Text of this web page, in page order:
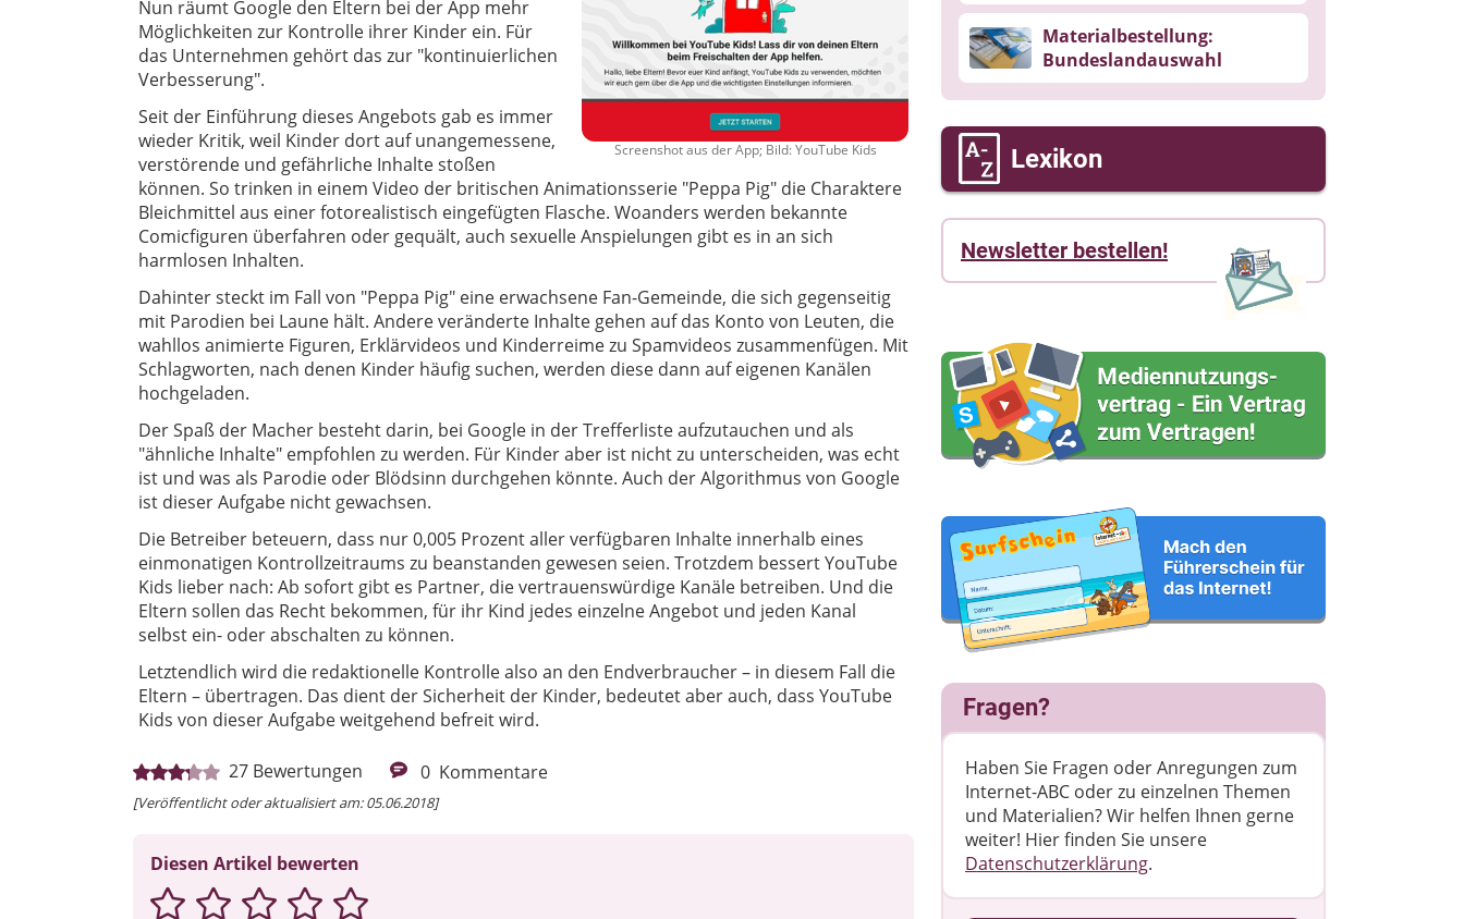
Screenshot aus der App; Bild: YouTube Kids
Nun räumt Google den Eltern bei der App mehr
Möglichkeiten zur Kontrolle ihrer Kinder ein. Für
das Unternehmen gehört das zur "kontinuierlichen
Verbesserung".
Seit der Einführung dieses Angebots gab es immer
wieder Kritik, weil Kinder dort auf unangemessene,
verstörende und gefährliche Inhalte stoßen
können. So trinken in einem Video der britischen Animationsserie "Peppa Pig" die Charaktere
Bleichmittel aus einer fotorealistisch eingefügten Flasche. Woanders werden bekannte
Comicfiguren überfahren oder gequält, auch sexuelle Anspielungen gibt es in an sich
harmlosen Inhalten.
Dahinter steckt im Fall von "Peppa Pig" eine erwachsene Fan-Gemeinde, die sich gegenseitig
mit Parodien bei Laune hält. Andere veränderte Inhalte gehen auf das Konto von Leuten, die
wahllos animierte Figuren, Erklärvideos und Kinderreime zu Spamvideos zusammenfügen. Mit
Schlagworten, nach denen Kinder häufig suchen, werden diese dann auf eigenen Kanälen
hochgeladen.
Der Spaß der Macher besteht darin, bei Google in der Trefferliste aufzutauchen und als
"ähnliche Inhalte" empfohlen zu werden. Für Kinder aber ist nicht zu unterscheiden, was echt
ist und was als Parodie oder Blödsinn durchgehen könnte. Auch der Algorithmus von Google
ist dieser Aufgabe nicht gewachsen.
Die Betreiber beteuern, dass nur 0,005 Prozent aller verfügbaren Inhalte innerhalb eines
einmonatigen Kontrollzeitraums zu beanstanden gewesen seien. Trotzdem bessert YouTube
Kids lieber nach: Ab sofort gibt es Partner, die vertrauenswürdige Kanäle betreiben. Und die
Eltern sollen das Recht bekommen, für ihr Kind jedes einzelne Angebot und jeden Kanal
selbst ein- oder abschalten zu können.
Letztendlich wird die redaktionelle Kontrolle also an den Endverbraucher – in diesem Fall die
Eltern – übertragen. Das dient der Sicherheit der Kinder, bedeutet aber auch, dass YouTube
Kids von dieser Aufgabe weitgehend befreit wird.
27 Bewertungen 0 Kommentare
[Veröffentlicht oder aktualisiert am: 05.06.2018]
Diesen Artikel bewerten
Materialbestellung:
Bundeslandauswahl
Lexikon
Newsletter bestellen!
Fragen?
Haben Sie Fragen oder Anregungen zum
Internet-ABC oder zu einzelnen Themen
und Materialien? Wir helfen Ihnen gerne
weiter! ​Hier finden Sie unsere
Datenschutzerklärung.